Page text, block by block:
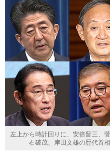
左上から時計回りに、安倍晋三、菅
石破茂、岸田文雄の歴代首相